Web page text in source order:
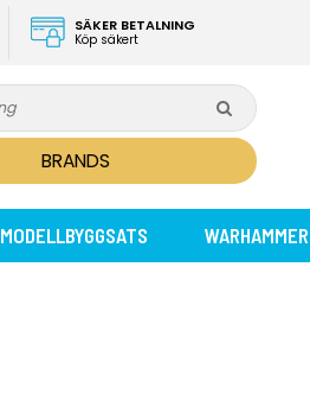
SÄKER BETALNING
Köp säkert
BRANDS
MODELLBYGGSATS WARHAMMER